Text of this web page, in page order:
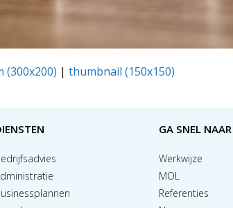
(300x200) | thumbnail (150x150)
GA SNEL NAAR
Werkwijze
MOL
Referenties